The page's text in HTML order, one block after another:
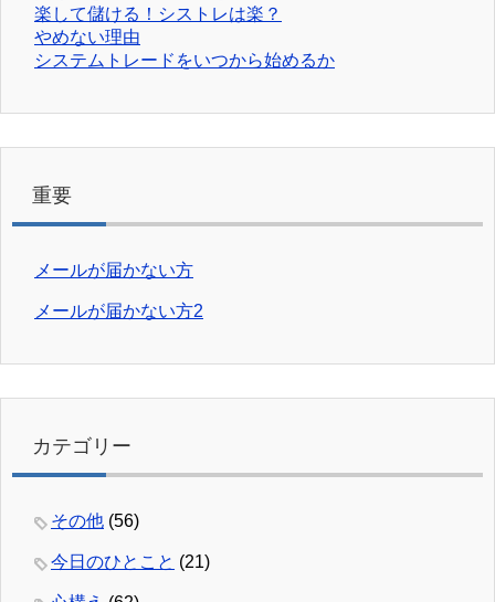
楽して儲ける！シストレは楽？
やめない理由
システムトレードをいつから始めるか
重要
メールが届かない方
メールが届かない方2
カテゴリー
その他 (56)
今日のひとこと (21)